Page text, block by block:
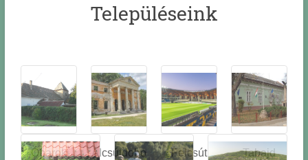
Településeink
Óbarok
Alcsútdobo
Felcsút Tabajd